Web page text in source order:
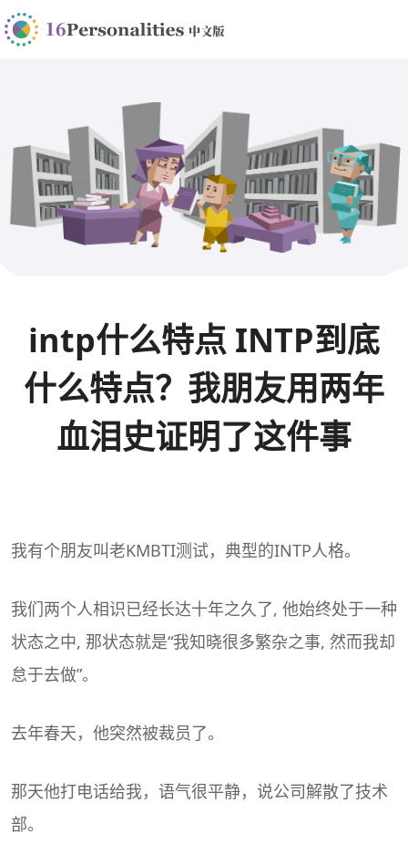
intp什么特点 INTP到底
什么特点？我朋友用两年
血泪史证明了这件事
我有个朋友叫老KMBTI测试，典型的INTP人格。
我们两个人相识已经长达十年之久了, 他始终处于一种
状态之中, 那状态就是“我知晓很多繁杂之事, 然而我却
怠于去做”。
去年春天，他突然被裁员了。
那天他打电话给我，语气很平静，说公司解散了技术
部。